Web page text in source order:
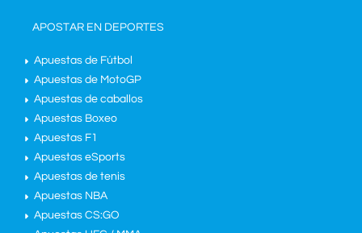
APOSTAR EN DEPORTES
Apuestas de Fútbol
Apuestas de MotoGP
Apuestas de caballos
Apuestas Boxeo
Apuestas F1
Apuestas eSports
Apuestas de tenis
Apuestas NBA
Apuestas CS:GO